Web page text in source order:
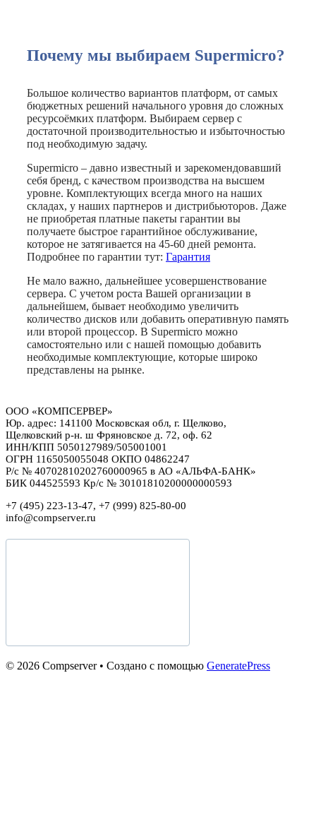
Почему мы выбираем Supermicro?
Большое количество вариантов платформ, от самых
бюджетных решений начального уровня до сложных
ресурсоёмких платформ. Выбираем сервер с
достаточной производительностью и избыточностью
под необходимую задачу.
Supermicro – давно известный и зарекомендовавший
себя бренд, с качеством производства на высшем
уровне. Комплектующих всегда много на наших
складах, у наших партнеров и дистрибьюторов. Даже
не приобретая платные пакеты гарантии вы
получаете быстрое гарантийное обслуживание,
которое не затягивается на 45-60 дней ремонта.
Подробнее по гарантии тут: Гарантия
Не мало важно, дальнейшее усовершенствование
сервера. С учетом роста Вашей организации в
дальнейшем, бывает необходимо увеличить
количество дисков или добавить оперативную память
или второй процессор. В Supermicro можно
самостоятельно или с нашей помощью добавить
необходимые комплектующие, которые широко
представлены на рынке.
ООО «КОМПСЕРВЕР»
Юр. адрес: 141100 Московская обл, г. Щелково,
Щелковский р-н. ш Фряновское д. 72, оф. 62
ИНН/КПП 5050127989/505001001
ОГРН 1165050055048 ОКПО 04862247
Р/с № 40702810202760000965 в АО «АЛЬФА-БАНК»
БИК 044525593 Кр/с № 30101810200000000593
+7 (495) 223-13-47, +7 (999) 825-80-00
info@compserver.ru
© 2026 Compserver• Создано с помощью GeneratePress